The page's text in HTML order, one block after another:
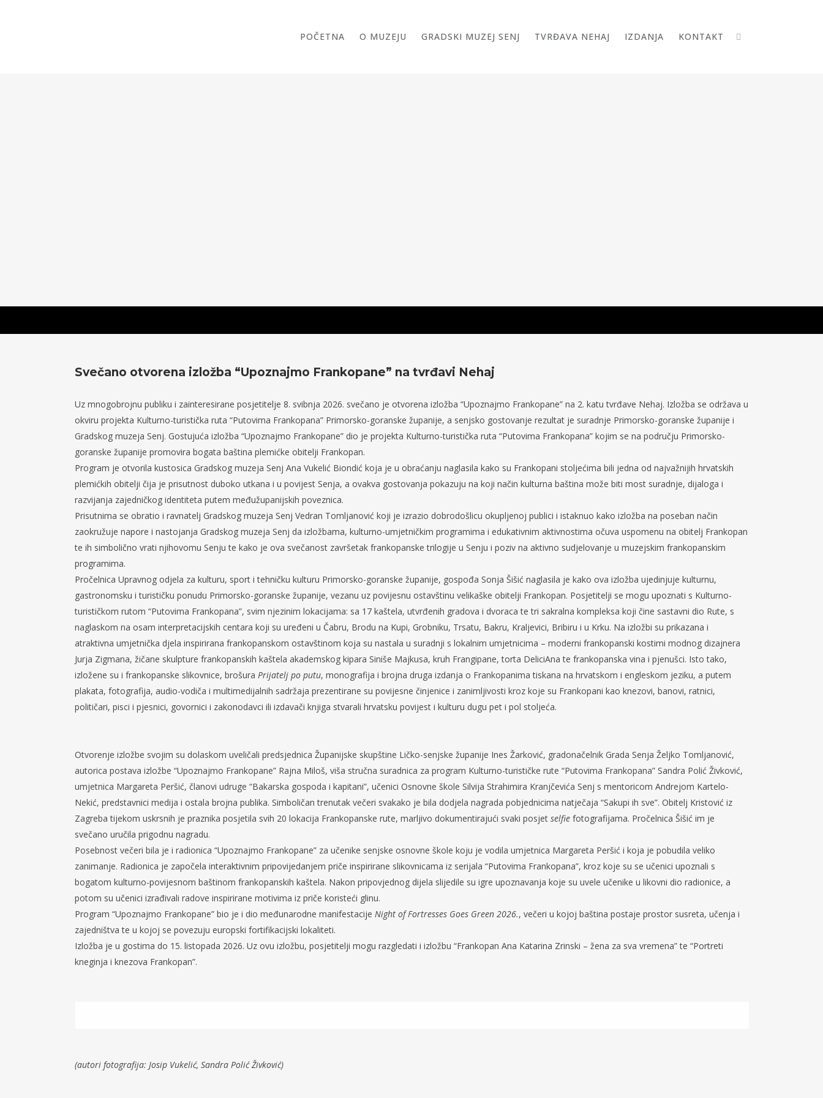
POČETNA O MUZEJU GRADSKI MUZEJ SENJ TVRĐAVA NEHAJ IZDANJA KONTAKT
Svečano otvorena izložba “Upoznajmo Frankopane” na tvrđavi Nehaj
Uz mnogobrojnu publiku i zainteresirane posjetitelje 8. svibnja 2026. svečano je otvorena izložba “Upoznajmo Frankopane” na 2. katu tvrđave Nehaj. Izložba se održava u
okviru projekta Kulturno-turistička ruta “Putovima Frankopana” Primorsko-goranske županije, a senjsko gostovanje rezultat je suradnje Primorsko-goranske županije i
Gradskog muzeja Senj. Gostujuća izložba “Upoznajmo Frankopane” dio je projekta Kulturno-turistička ruta “Putovima Frankopana” kojim se na području Primorsko-
goranske županije promovira bogata baština plemićke obitelji Frankopan.
Program je otvorila kustosica Gradskog muzeja Senj Ana Vukelić Biondić koja je u obraćanju naglasila kako su Frankopani stoljećima bili jedna od najvažnijih hrvatskih
plemićkih obitelji čija je prisutnost duboko utkana i u povijest Senja, a ovakva gostovanja pokazuju na koji način kulturna baština može biti most suradnje, dijaloga i
razvijanja zajedničkog identiteta putem međužupanijskih poveznica.
Prisutnima se obratio i ravnatelj Gradskog muzeja Senj Vedran Tomljanović koji je izrazio dobrodošlicu okupljenoj publici i istaknuo kako izložba na poseban način
zaokružuje napore i nastojanja Gradskog muzeja Senj da izložbama, kulturno-umjetničkim programima i edukativnim aktivnostima očuva uspomenu na obitelj Frankopan
te ih simbolično vrati njihovomu Senju te kako je ova svečanost završetak frankopanske trilogije u Senju i poziv na aktivno sudjelovanje u muzejskim frankopanskim
programima.
Pročelnica Upravnog odjela za kulturu, sport i tehničku kulturu Primorsko-goranske županije, gospođa Sonja Šišić naglasila je kako ova izložba ujedinjuje kulturnu,
gastronomsku i turističku ponudu Primorsko-goranske županije, vezanu uz povijesnu ostavštinu velikaške obitelji Frankopan. Posjetitelji se mogu upoznati s Kulturno-
turističkom rutom “Putovima Frankopana”, svim njezinim lokacijama: sa 17 kaštela, utvrđenih gradova i dvoraca te tri sakralna kompleksa koji čine sastavni dio Rute, s
naglaskom na osam interpretacijskih centara koji su uređeni u Čabru, Brodu na Kupi, Grobniku, Trsatu, Bakru, Kraljevici, Bribiru i u Krku. Na izložbi su prikazana i
atraktivna umjetnička djela inspirirana frankopanskom ostavštinom koja su nastala u suradnji s lokalnim umjetnicima – moderni frankopanski kostimi modnog dizajnera
Jurja Zigmana, žičane skulpture frankopanskih kaštela akademskog kipara Siniše Majkusa, kruh Frangipane, torta DeliciAna te frankopanska vina i pjenušci. Isto tako,
izložene su i frankopanske slikovnice, brošura Prijatelj po putu, monografija i brojna druga izdanja o Frankopanima tiskana na hrvatskom i engleskom jeziku, a putem
plakata, fotografija, audio-vodiča i multimedijalnih sadržaja prezentirane su povijesne činjenice i zanimljivosti kroz koje su Frankopani kao knezovi, banovi, ratnici,
političari, pisci i pjesnici, govornici i zakonodavci ili izdavači knjiga stvarali hrvatsku povijest i kulturu dugu pet i pol stoljeća.
Otvorenje izložbe svojim su dolaskom uveličali predsjednica Županijske skupštine Ličko-senjske županije Ines Žarković, gradonačelnik Grada Senja Željko Tomljanović,
autorica postava izložbe “Upoznajmo Frankopane” Rajna Miloš, viša stručna suradnica za program Kulturno-turističke rute “Putovima Frankopana” Sandra Polić Živković,
umjetnica Margareta Peršić, članovi udruge “Bakarska gospoda i kapitani”, učenici Osnovne škole Silvija Strahimira Kranjčevića Senj s mentoricom Andrejom Kartelo-
Nekić, predstavnici medija i ostala brojna publika. Simboličan trenutak večeri svakako je bila dodjela nagrada pobjednicima natječaja “Sakupi ih sve”. Obitelj Kristović iz
Zagreba tijekom uskrsnih je praznika posjetila svih 20 lokacija Frankopanske rute, marljivo dokumentirajući svaki posjet selfie fotografijama. Pročelnica Šišić im je
svečano uručila prigodnu nagradu.
Posebnost večeri bila je i radionica “Upoznajmo Frankopane” za učenike senjske osnovne škole koju je vodila umjetnica Margareta Peršić i koja je pobudila veliko
zanimanje. Radionica je započela interaktivnim pripovijedanjem priče inspirirane slikovnicama iz serijala “Putovima Frankopana”, kroz koje su se učenici upoznali s
bogatom kulturno-povijesnom baštinom frankopanskih kaštela. Nakon pripovjednog dijela slijedile su igre upoznavanja koje su uvele učenike u likovni dio radionice, a
potom su učenici izrađivali radove inspirirane motivima iz priče koristeći glinu.
Program “Upoznajmo Frankopane” bio je i dio međunarodne manifestacije Night of Fortresses Goes Green 2026., večeri u kojoj baština postaje prostor susreta, učenja i
zajedništva te u kojoj se povezuju europski fortifikacijski lokaliteti.
Izložba je u gostima do 15. listopada 2026. Uz ovu izložbu, posjetitelji mogu razgledati i izložbu “Frankopan Ana Katarina Zrinski – žena za sva vremena” te “Portreti
kneginja i knezova Frankopan”.
(autori fotografija: Josip Vukelić, Sandra Polić Živković)